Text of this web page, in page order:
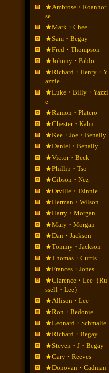
★Ambrose・Roanhor
se
★Mark・Chee
★Sam・Begay
★Fred・Thompson
★Johnny・Pablo
★Richard・Henry・Y
azzie
★Luke・Billy・Yazzi
e
★Ramon・Platero
★Chester・Kahn
★Kee・Joe・Benally
★Daniel・Benally
★Victor・Beck
★Phillip・Tso
★Gibson・Nez
★Orville・Tsinnie
★Herman・Wilson
★Harry・Morgan
★Mary・Morgan
★Dan・Jackson
★Tommy・Jackson
★Thomas・Curtis
★Frances・Jones
★Clarence・Lee（Ru
ssell・Lee）
★Allison・Lee
★Ron・Bedonie
★Leonard・Schmalie
★Richard・Begay
★Steven・J・Begay
★Gary・Reeves
★Donovan・Cadman